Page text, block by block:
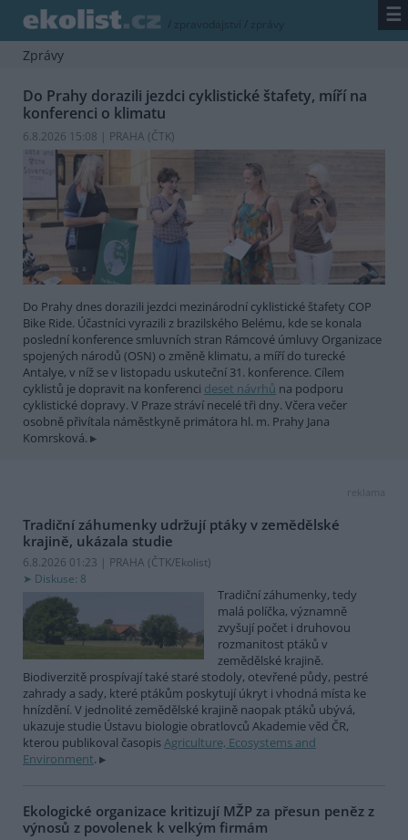
/ zpravodajství / zprávy ☰
Zprávy
Do Prahy dorazili jezdci cyklistické štafety, míří na
konferenci o klimatu
6.8.2026 15:08 | PRAHA (ČTK)
Do Prahy dnes dorazili jezdci mezinárodní cyklistické štafety COP
Bike Ride. Účastníci vyrazili z brazilského Belému, kde se konala
poslední konference smluvních stran Rámcové úmluvy Organizace
spojených národů (OSN) o změně klimatu, a míří do turecké
Antalye, v níž se v listopadu uskuteční 31. konference. Cílem
cyklistů je dopravit na konferenci deset návrhů na podporu
cyklistické dopravy. V Praze stráví necelé tři dny. Včera večer
osobně přivítala náměstkyně primátora hl. m. Prahy Jana
Komrsková.
reklama
Tradiční záhumenky udržují ptáky v zemědělské
krajině, ukázala studie
6.8.2026 01:23 | PRAHA (ČTK/Ekolist)
Diskuse: 8
Tradiční záhumenky, tedy
malá políčka, významně
zvyšují počet i druhovou
rozmanitost ptáků v
zemědělské krajině.
Biodiverzitě prospívají také staré stodoly, otevřené půdy, pestré
zahrady a sady, které ptákům poskytují úkryt i vhodná místa ke
hnízdění. V jednolité zemědělské krajině naopak ptáků ubývá,
ukazuje studie Ústavu biologie obratlovců Akademie věd ČR,
kterou publikoval časopisAgriculture, Ecosystems and
Environment.
Ekologické organizace kritizují MŽP za přesun peněz z
výnosů z povolenek k velkým firmám